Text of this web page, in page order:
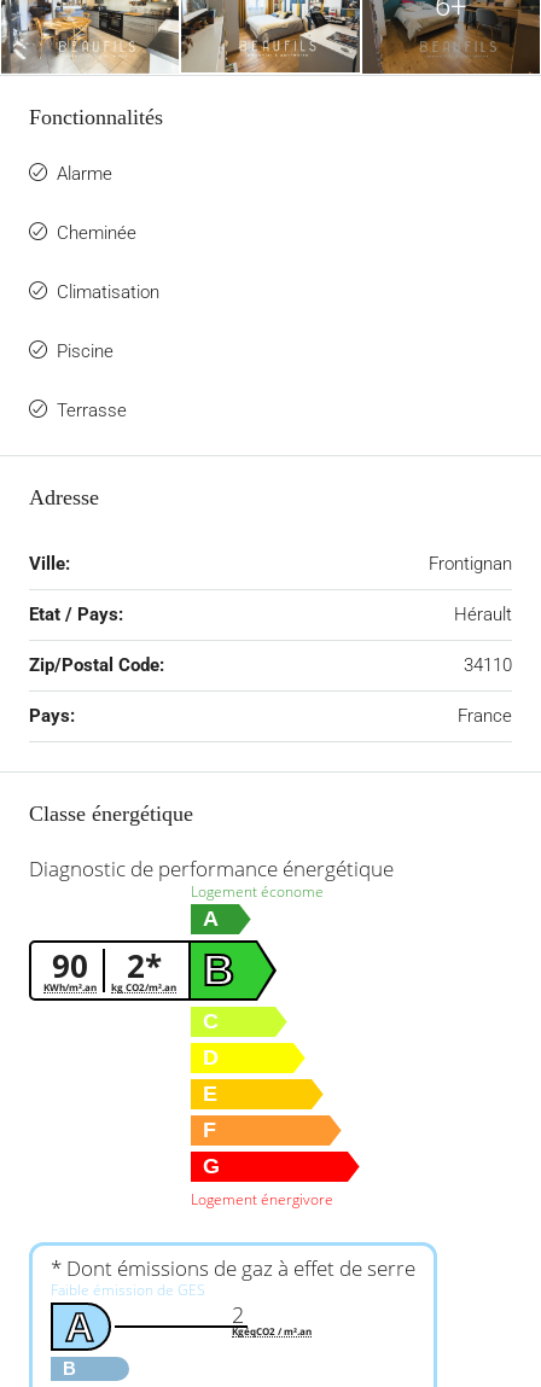
Fonctionnalités
Alarme
Cheminée
Climatisation
Piscine
Terrasse
Adresse
Ville: Frontignan
Etat / Pays: Hérault
Zip/Postal Code: 34110
Pays: France
Classe énergétique
Diagnostic de performance énergétique
90
KWh/m².an 2*
kg CO2/m².an
Logement économe
A
B
C
D
E
F
G
Logement énergivore
* Dont émissions de gaz à effet de serre
Faible émission de GES
A
B
2
KgéqCO2 / m².an